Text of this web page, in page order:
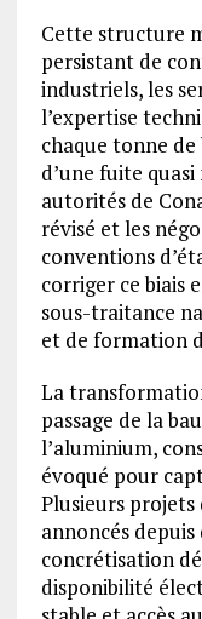
Cette structure
persistant de
industriels, les
l’expertise
chaque tonne
d’une fuite quasi
autorités de
révisé et les
conventions
corriger ce biais
sous-traitance
et de formation
La
passage de la
l’aluminium,
évoqué pour
Plusieurs projets
annoncés depuis
concrétisation
disponibilité